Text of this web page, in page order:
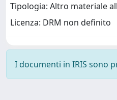
Tipologia: Altro materiale
Licenza: DRM non definito
I documenti in IRIS sono